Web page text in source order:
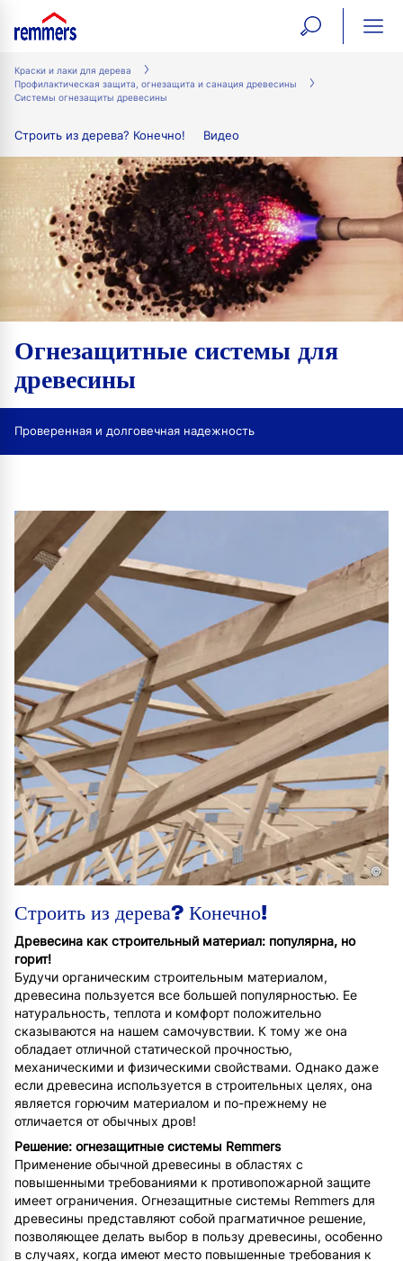
open
Краски и лаки для дерева
Профилактическая защита, огнезащита и санация древесины
Системы огнезащиты древесины
Строить из дерева? Конечно! Видео
Огнезащитные системы для
древесины
Проверенная и долговечная надежность
Строить из дерева? Конечно!
Древесина как строительный материал: популярна, но
горит!
Будучи органическим строительным материалом,
древесина пользуется все большей популярностью. Ее
натуральность, теплота и комфорт положительно
сказываются на нашем самочувствии. К тому же она
обладает отличной статической прочностью,
механическими и физическими свойствами. Однако даже
если древесина используется в строительных целях, она
является горючим материалом и по-прежнему не
отличается от обычных дров!
Решение: огнезащитные системы Remmers
Применение обычной древесины в областях с
повышенными требованиями к противопожарной защите
имеет ограничения. Огнезащитные системы Remmers для
древесины представляют собой прагматичное решение,
позволяющее делать выбор в пользу древесины, особенно
в случаях, когда имеют место повышенные требования к
©